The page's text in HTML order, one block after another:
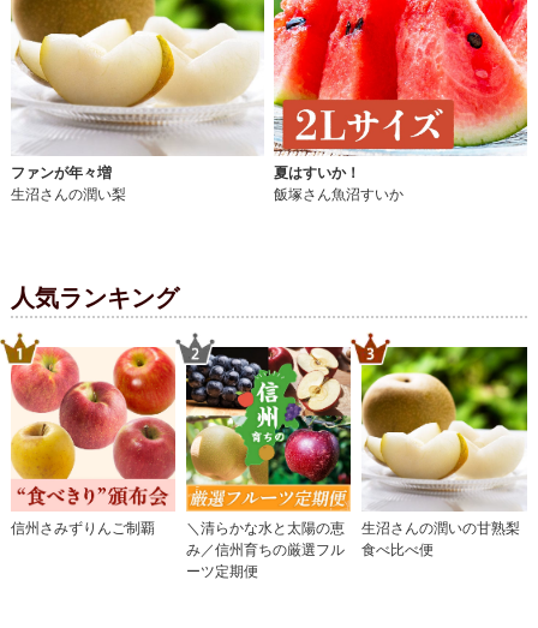
ファンが年々増
生沼さんの潤い梨
夏はすいか！
飯塚さん魚沼すいか
人気ランキング
信州さみずりんご制覇
＼清らかな水と太陽の恵
み／信州育ちの厳選フル
ーツ定期便
生沼さんの潤いの甘熟梨
食べ比べ便